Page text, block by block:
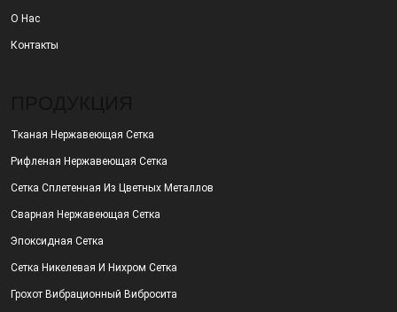
О Нас
Контакты
Тканая Нержавеющая Сетка
Рифленая Нержавеющая Сетка
Сетка Сплетенная Из Цветных Металлов
Сварная Нержавеющая Сетка
Эпоксидная Сетка
Сетка Никелевая И Нихром Сетка
Грохот Вибрационный Вибросита